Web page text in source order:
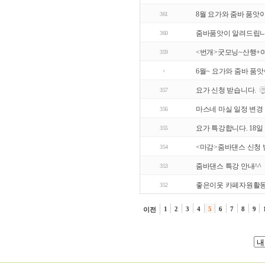
361 8월 요가와 줌바 품앗
360 줌바품앗이 알려드립
359 <번개>굿모닝~산행+
6월~ 요가와 줌바 품
357 요가 신청 받습니다.
356 마스네 마실 일정 변경
355 요가 특강합니다. 18일
354 <마감>줌바댄스 신청
353 줌바댄스 특강 안내^^
352 좋은이웃 카페자원활
이전 1 2 3 4 5 6 7 8 9